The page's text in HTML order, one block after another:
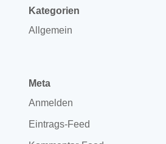
Kategorien
Allgemein
Meta
Anmelden
Eintrags-Feed